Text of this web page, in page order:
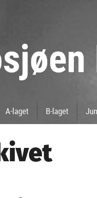
A-laget B-laget